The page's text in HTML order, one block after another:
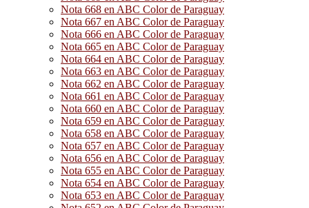
Nota 668 en ABC Color de Paraguay
Nota 667 en ABC Color de Paraguay
Nota 666 en ABC Color de Paraguay
Nota 665 en ABC Color de Paraguay
Nota 664 en ABC Color de Paraguay
Nota 663 en ABC Color de Paraguay
Nota 662 en ABC Color de Paraguay
Nota 661 en ABC Color de Paraguay
Nota 660 en ABC Color de Paraguay
Nota 659 en ABC Color de Paraguay
Nota 658 en ABC Color de Paraguay
Nota 657 en ABC Color de Paraguay
Nota 656 en ABC Color de Paraguay
Nota 655 en ABC Color de Paraguay
Nota 654 en ABC Color de Paraguay
Nota 653 en ABC Color de Paraguay